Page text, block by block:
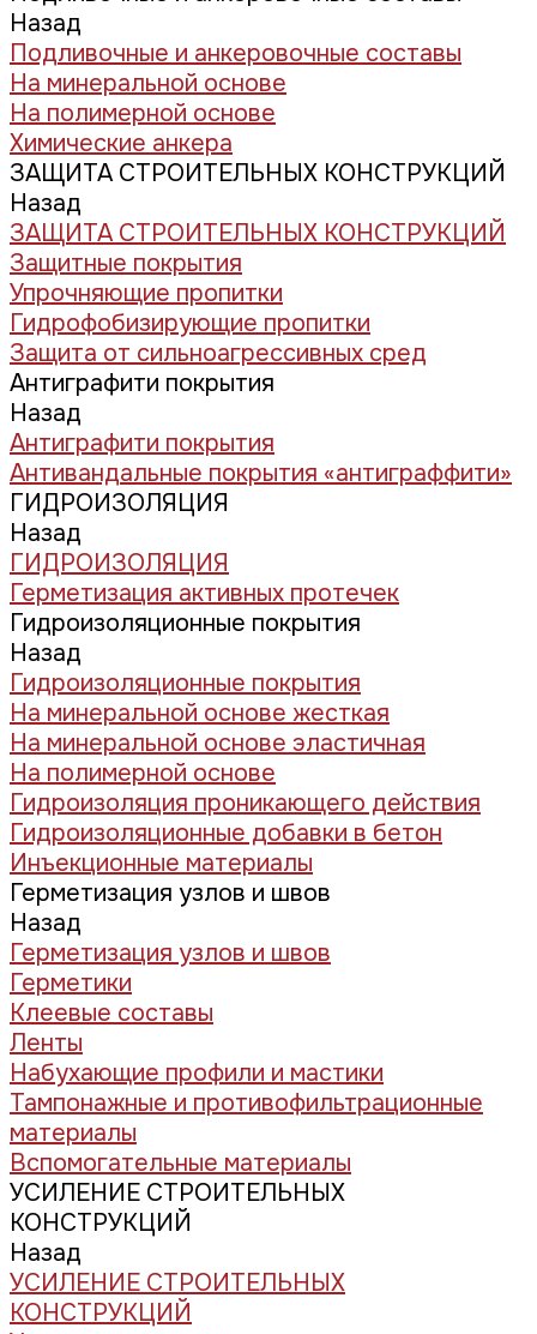
Назад
Подливочные и анкеровочные составы
На минеральной основе
На полимерной основе
Химические анкера
ЗАЩИТА СТРОИТЕЛЬНЫХ КОНСТРУКЦИЙ
Назад
ЗАЩИТА СТРОИТЕЛЬНЫХ КОНСТРУКЦИЙ
Защитные покрытия
Упрочняющие пропитки
Гидрофобизирующие пропитки
Защита от сильноагрессивных сред
Антиграфити покрытия
Назад
Антиграфити покрытия
Антивандальные покрытия «антиграффити»
ГИДРОИЗОЛЯЦИЯ
Назад
ГИДРОИЗОЛЯЦИЯ
Герметизация активных протечек
Гидроизоляционные покрытия
Назад
Гидроизоляционные покрытия
На минеральной основе жесткая
На минеральной основе эластичная
На полимерной основе
Гидроизоляция проникающего действия
Гидроизоляционные добавки в бетон
Инъекционные материалы
Герметизация узлов и швов
Назад
Герметизация узлов и швов
Герметики
Клеевые составы
Ленты
Набухающие профили и мастики
Тампонажные и противофильтрационные
материалы
Вспомогательные материалы
УСИЛЕНИЕ СТРОИТЕЛЬНЫХ
КОНСТРУКЦИЙ
Назад
УСИЛЕНИЕ СТРОИТЕЛЬНЫХ
КОНСТРУКЦИЙ